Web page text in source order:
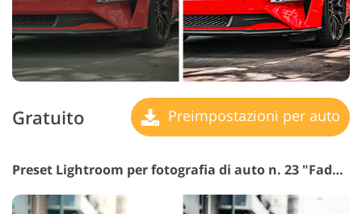
Gratuito Preimpostazioni per auto
Preset Lightroom per fotografia di auto n. 23 "Faded"